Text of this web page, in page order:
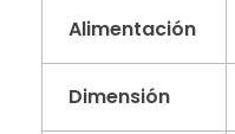
Alimentación
Dimensión